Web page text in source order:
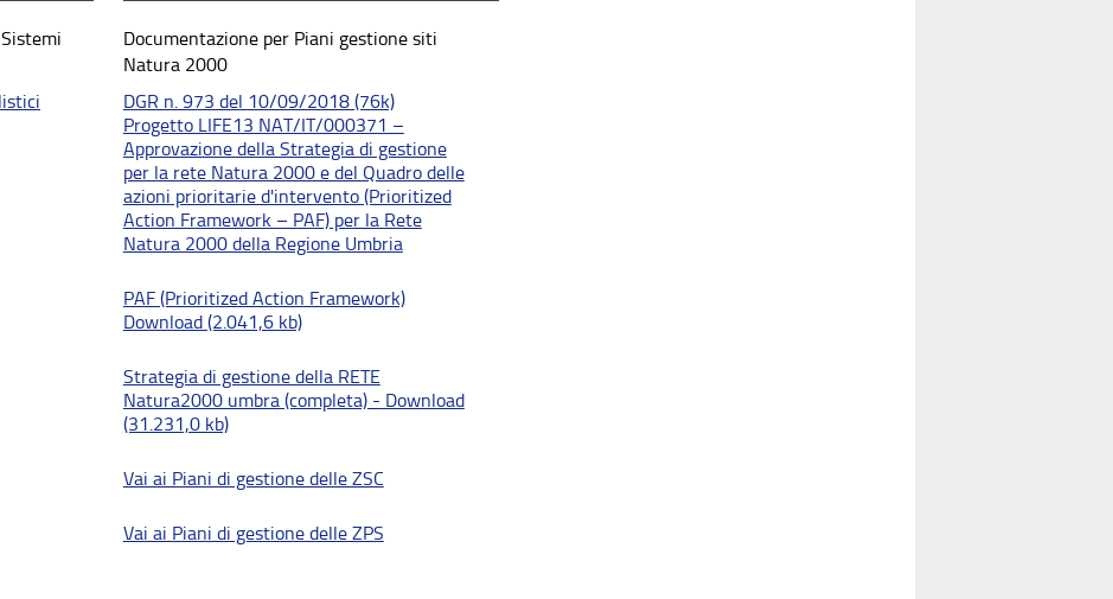
Documentazione per Piani gestione siti
Natura 2000
DGR n. 973 del 10/09/2018 (76k)
Progetto LIFE13 NAT/IT/000371 –
Approvazione della Strategia di gestione
per la rete Natura 2000 e del Quadro delle
azioni prioritarie d'intervento (Prioritized
Action Framework – PAF) per la Rete
Natura 2000 della Regione Umbria
PAF (Prioritized Action Framework)
Download (2.041,6 kb)
Strategia di gestione della RETE
Natura2000 umbra (completa) - Download
(31.231,0 kb)
Vai ai Piani di gestione delle ZSC
Vai ai Piani di gestione delle ZPS